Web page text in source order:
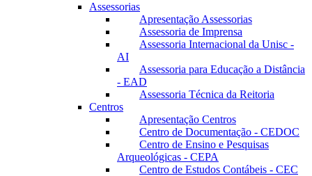
Assessorias
Apresentação Assessorias
Assessoria de Imprensa
Assessoria Internacional da Unisc -
AI
Assessoria para Educação a Distância
- EAD
Assessoria Técnica da Reitoria
Centros
Apresentação Centros
Centro de Documentação - CEDOC
Centro de Ensino e Pesquisas
Arqueológicas - CEPA
Centro de Estudos Contábeis - CEC